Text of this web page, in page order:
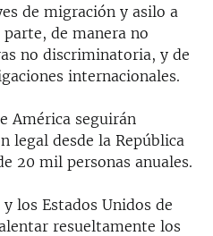
de migración y asilo a
de manera no
no discriminatoria, y de
internacionales.
América seguirán
legal desde la República
20 mil personas anuales.
los Estados Unidos de
resueltamente los